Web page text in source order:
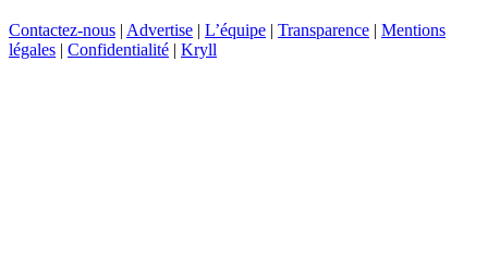
Contactez-nous | Advertise | L’équipe | Transparence | Mentions
légales | Confidentialité | Kryll